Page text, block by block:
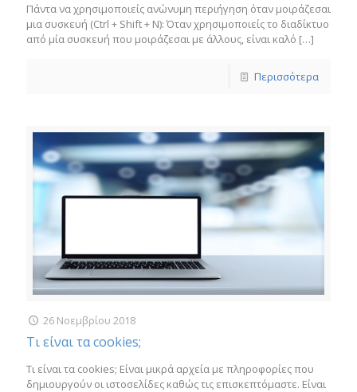
Πάντα να χρησιμοποιείς ανώνυμη περιήγηση όταν μοιράζεσαι
μια συσκευή (Ctrl + Shift + N): Όταν χρησιμοποιείς το διαδίκτυο
από μία συσκευή που μοιράζεσαι με άλλους, είναι καλό […]
Περισσότερα
26 Νοεμβρίου 2018
Τι είναι τα cookies;
Τι είναι τα cookies; Είναι μικρά αρχεία με πληροφορίες που
δημιουργούν οι ιστοσελίδες καθώς τις επισκεπτόμαστε. Είναι